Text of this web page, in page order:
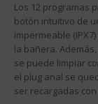
Los 12 programas
botón intuitivo de
impermeable
la bañera.
se puede limpiar
el plug anal se
ser recargadas